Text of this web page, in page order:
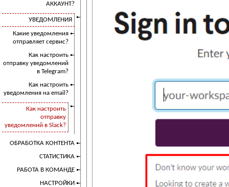
АККАУНТ?
УВЕДОМЛЕНИЯ
Какие уведомления
отправляет сервис?
Как настроить
отправку уведомлений
в Telegram?
Как настроить
уведомления на email?
Как настроить
отправку
уведомлений в Slack?
ОБРАБОТКА КОНТЕНТА
СТАТИСТИКА
РАБОТА В КОМАНДЕ
НАСТРОЙКИ